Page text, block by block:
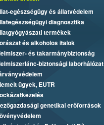
egészségügy és állatvédelem
diagnosztika
termékek
és alkoholos italok
és takarmánybiztonság
biztonsági laborhálózat
ügyek, EUTR
genetikai erőforrások